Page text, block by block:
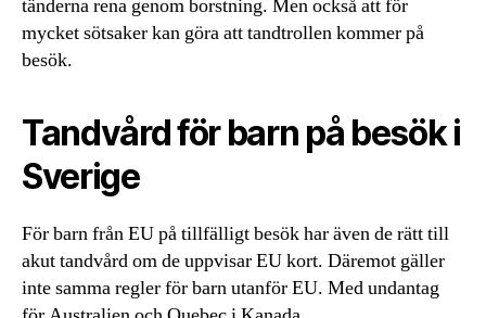
tänderna rena genom borstning. Men också att för
mycket sötsaker kan göra att tandtrollen kommer på
besök.
Tandvård för barn på besök i
Sverige
För barn från EU på tillfälligt besök har även de rätt till
akut tandvård om de uppvisar EU kort. Däremot gäller
inte samma regler för barn utanför EU. Med undantag